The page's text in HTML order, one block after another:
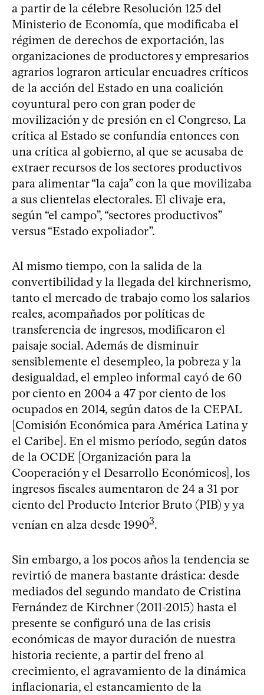
a partir de la célebre Resolución 125 del
Ministerio de Economía, que modificaba el
régimen de derechos de exportación, las
organizaciones de productores y empresarios
agrarios lograron articular encuadres críticos
de la acción del Estado en una coalición
coyuntural pero con gran poder de
movilización y de presión en el Congreso. La
crítica al Estado se confundía entonces con
una crítica al gobierno, al que se acusaba de
extraer recursos de los sectores productivos
para alimentar “la caja” con la que movilizaba
a sus clientelas electorales. El clivaje era,
según “el campo”, “sectores productivos”
versus “Estado expoliador”.
Al mismo tiempo, con la salida de la
convertibilidad y la llegada del kirchnerismo,
tanto el mercado de trabajo como los salarios
reales, acompañados por políticas de
transferencia de ingresos, modificaron el
paisaje social. Además de disminuir
sensiblemente el desempleo, la pobreza y la
desigualdad, el empleo informal cayó de 60
por ciento en 2004 a 47 por ciento de los
ocupados en 2014, según datos de la CEPAL
[Comisión Económica para América Latina y
el Caribe]. En el mismo período, según datos
de la OCDE [Organización para la
Cooperación y el Desarrollo Económicos], los
ingresos fiscales aumentaron de 24 a 31 por
ciento del Producto Interior Bruto (PIB) y ya
venían en alza desde 19903.
Sin embargo, a los pocos años la tendencia se
revirtió de manera bastante drástica: desde
mediados del segundo mandato de Cristina
Fernández de Kirchner (2011-2015) hasta el
presente se configuró una de las crisis
económicas de mayor duración de nuestra
historia reciente, a partir del freno al
crecimiento, el agravamiento de la dinámica
inflacionaria, el estancamiento de la